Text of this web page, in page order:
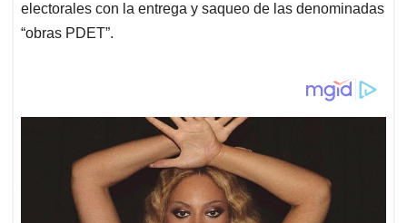
electorales con la entrega y saqueo de las denominadas
“obras PDET”.